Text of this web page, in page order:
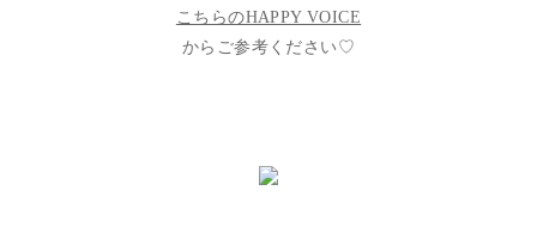
こちらのHAPPY VOICE
からご参考ください♡